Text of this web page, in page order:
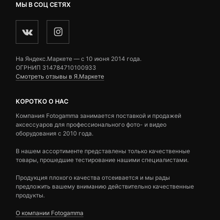
МЫ В СОЦ СЕТЯХ
На Яндекс.Маркете — c 10 июня 2014 года.
ОГРНИП 314784710100933
Смотреть отзывы в Я.Маркете
КОРОТКО О НАС
Компания Fotogamma занимается поставкой и продажей
аксессуаров для профессионального фото- и видео
оборудования с 2010 года.
В нашем ассортименте представлены только качественные
товары, прошедшие тестирование нашими специалистами.
Продукция плохого качества отсеивается и мы рады
предложить вашему вниманию действительно качественные
продукты.
О компании Fotogamma